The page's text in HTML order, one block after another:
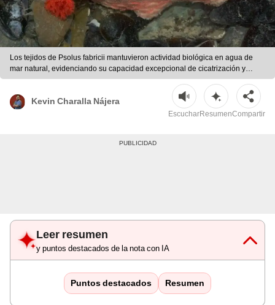
Los tejidos de Psolus fabricii mantuvieron actividad biológica en agua de
mar natural, evidenciando su capacidad excepcional de cicatrización y
crecimiento. | Foto: Science Advances
Kevin Charalla Nájera
EscucharResumenCompartir
Leer resumen
y puntos destacados de la nota con IA
Puntos destacados Resumen